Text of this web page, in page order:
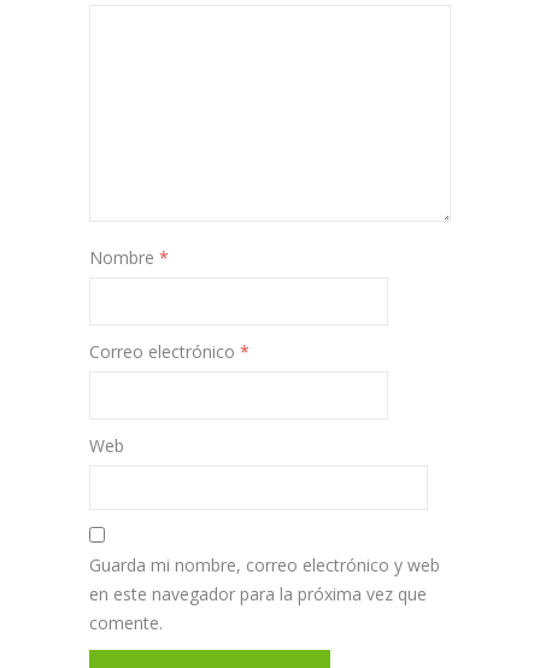
Nombre *
Correo electrónico *
Web
Guarda mi nombre, correo electrónico y web
en este navegador para la próxima vez que
comente.